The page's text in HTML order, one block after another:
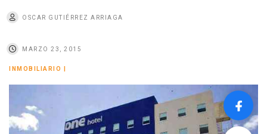
OSCAR GUTIÉRREZ ARRIAGA
MARZO 23, 2015
INMOBILIARIO